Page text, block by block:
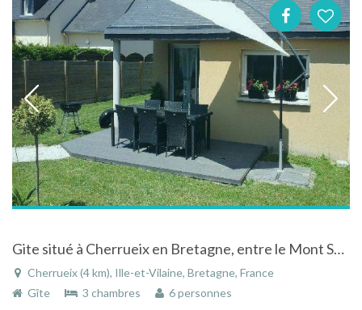
Gite situé à Cherrueix en Bretagne, entre le Mont Saint Michel et Saint Malo
Cherrueix (4 km), Ille-et-Vilaine, Bretagne, France
Gîte
3 chambres 6 personnes